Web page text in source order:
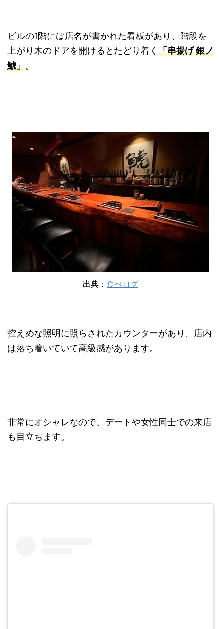
ビルの1階には店名が書かれた看板があり、階段を
上がり木のドアを開けるとたどり着く 「串揚げ 銀ノ
鯱」。
出典： 食べログ
控えめな照明に照らされたカウンターがあり、店内
は落ち着いていて高級感があります。
非常にオシャレなので、デートや女性同士での来店
も目立ちます。